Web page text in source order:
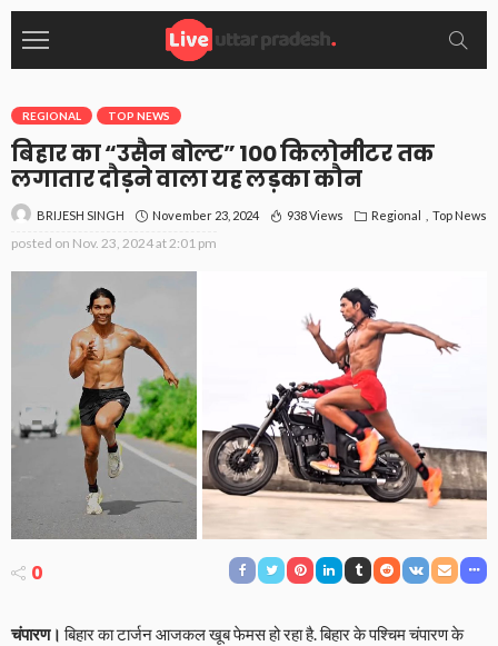
REGIONAL TOP NEWS
बिहार का “उसैन बोल्ट” 100 किलोमीटर तक
लगातार दौड़ने वाला यह लड़का कौन
BRIJESH SINGH November 23, 2024 938 Views Regional Top News
posted on Nov. 23, 2024 at 2:01 pm
0
चंपारण। बिहार का टार्जन आजकल खूब फेमस हो रहा है. बिहार के पश्चिम चंपारण के